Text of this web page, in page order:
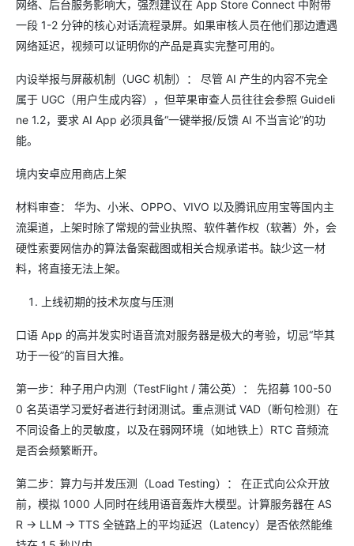
网络、后台服务影响大，强烈建议在 App Store Connect 中附带
一段 1-2 分钟的核心对话流程录屏。如果审核人员在他们那边遭遇
网络延迟，视频可以证明你的产品是真实完整可用的。
内设举报与屏蔽机制（UGC 机制）： 尽管 AI 产生的内容不完全
属于 UGC（用户生成内容），但苹果审查人员往往会参照 Guideli
ne 1.2，要求 AI App 必须具备“一键举报/反馈 AI 不当言论”的功
能。
境内安卓应用商店上架
材料审查： 华为、小米、OPPO、VIVO 以及腾讯应用宝等国内主
流渠道，上架时除了常规的营业执照、软件著作权（软著）外，会
硬性索要网信办的算法备案截图或相关合规承诺书。缺少这一材
料，将直接无法上架。
上线初期的技术灰度与压测
口语 App 的高并发实时语音流对服务器是极大的考验，切忌“毕其
功于一役”的盲目大推。
第一步：种子用户内测（TestFlight / 蒲公英）： 先招募 100-50
0 名英语学习爱好者进行封闭测试。重点测试 VAD（断句检测）在
不同设备上的灵敏度，以及在弱网环境（如地铁上）RTC 音频流
是否会频繁断开。
第二步：算力与并发压测（Load Testing）： 在正式向公众开放
前，模拟 1000 人同时在线用语音轰炸大模型。计算服务器在 AS
R -> LLM -> TTS 全链路上的平均延迟（Latency）是否依然能维